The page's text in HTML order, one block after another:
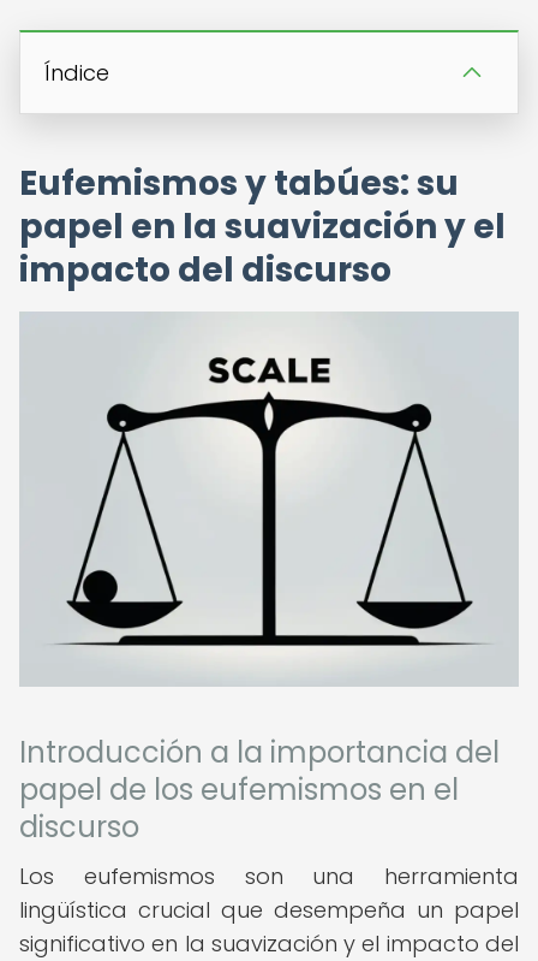
Índice
Eufemismos y tabúes: su
papel en la suavización y el
impacto del discurso
Introducción a la importancia del
papel de los eufemismos en el
discurso
Los eufemismos son una herramienta
lingüística crucial que desempeña un papel
significativo en la suavización y el impacto del